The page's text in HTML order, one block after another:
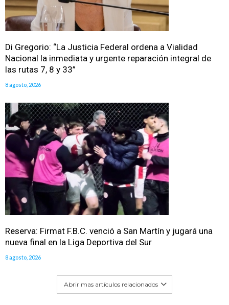
Di Gregorio: “La Justicia Federal ordena a Vialidad
Nacional la inmediata y urgente reparación integral de
las rutas 7, 8 y 33”
8 agosto, 2026
Reserva: Firmat F.B.C. venció a San Martín y jugará una
nueva final en la Liga Deportiva del Sur
8 agosto, 2026
Abrir mas artículos relacionados